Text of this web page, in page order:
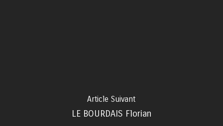
Article Suivant
LE BOURDAIS Florian